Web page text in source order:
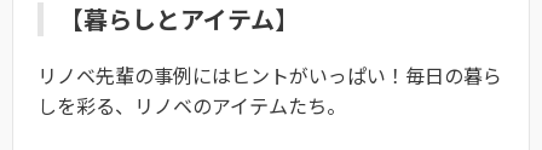
【暮らしとアイテム】
リノベ先輩の事例にはヒントがいっぱい！毎日の暮ら
しを彩る、リノベのアイテムたち。